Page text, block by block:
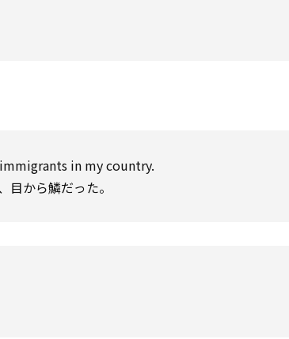
in my country.
から鱗だった。